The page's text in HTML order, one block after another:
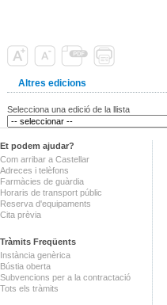
Altres edicions
Selecciona una edició de la llista
Et podem ajudar?
Com arribar a Castellar
Adreces i telèfons
Farmàcies de guàrdia
Horaris de transport públic
Reserva d'equipaments
Cita prèvia
Tràmits Freqüents
Instància genèrica
Bústia oberta
Subvencions per a la contractació
Tots els tràmits